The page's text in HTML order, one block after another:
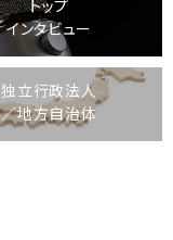
トップ
インタビュー
独立行政法人
／地方自治体